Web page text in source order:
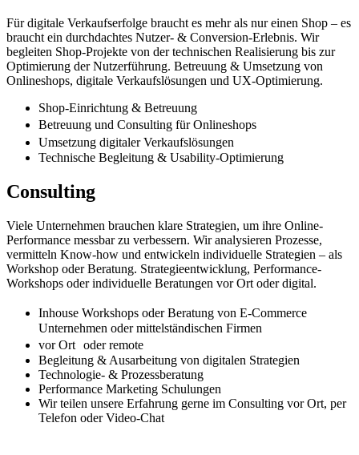
Für digitale Verkaufserfolge braucht es mehr als nur einen Shop – es
braucht ein durchdachtes Nutzer- & Conversion-Erlebnis. Wir
begleiten Shop-Projekte von der technischen Realisierung bis zur
Optimierung der Nutzerführung. Betreuung & Umsetzung von
Onlineshops, digitale Verkaufslösungen und UX-Optimierung.
Shop-Einrichtung & Betreuung
Betreuung und Consulting für Onlineshops
Umsetzung digitaler Verkaufslösungen
Technische Begleitung & Usability-Optimierung
Consulting
Viele Unternehmen brauchen klare Strategien, um ihre Online-
Performance messbar zu verbessern. Wir analysieren Prozesse,
vermitteln Know-how und entwickeln individuelle Strategien – als
Workshop oder Beratung. Strategieentwicklung, Performance-
Workshops oder individuelle Beratungen vor Ort oder digital.
Inhouse Workshops oder Beratung von E-Commerce
Unternehmen oder mittelständischen Firmen
vor Ort oder remote
Begleitung & Ausarbeitung von digitalen Strategien
Technologie- & Prozessberatung
Performance Marketing Schulungen
Wir teilen unsere Erfahrung gerne im Consulting vor Ort, per
Telefon oder Video-Chat